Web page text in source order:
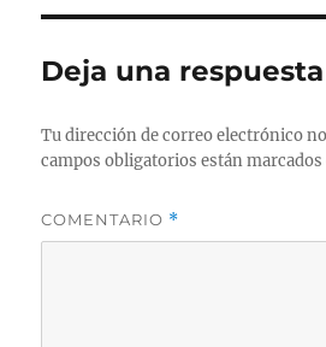
Deja una respuesta
Tu dirección de correo electrónico
campos obligatorios están marcados
COMENTARIO *